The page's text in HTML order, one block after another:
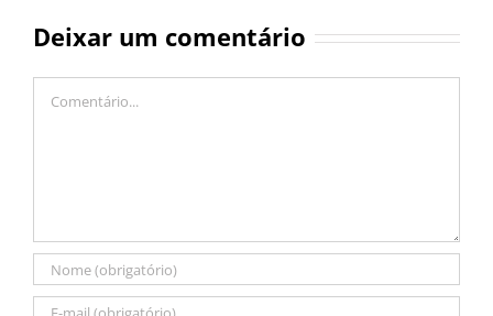
Deixar um comentário